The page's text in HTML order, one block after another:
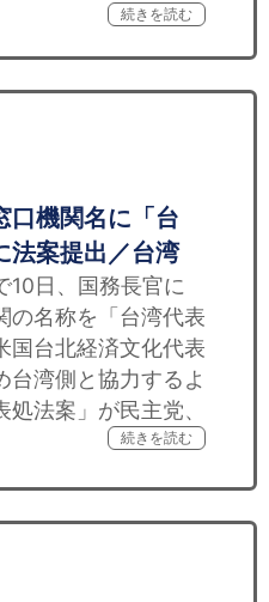
続きを読む
口機関名に「台
法案提出／台湾
日、国務長官に
の名称を「台湾代表
国台北経済文化代表
台湾側と協力するよ
法案」が民主党、
続きを読む